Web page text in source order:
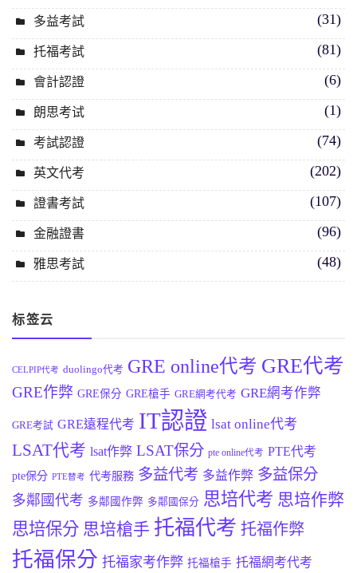
多益考試 (31)
托福考試 (81)
會計認證 (6)
朗思考试 (1)
考試認證 (74)
英文代考 (202)
證書考試 (107)
金融證書 (96)
雅思考試 (48)
标签云
CELPIP代考 duolingo代考 GRE online代考 GRE代考
GRE作弊 GRE保分 GRE槍手 GRE網考代考 GRE網考作弊
GRE考試 GRE遠程代考 IT認證 lsat online代考
LSAT代考 lsat作弊 LSAT保分 pte online代考 PTE代考
pte保分 PTE替考 代考服務 多益代考 多益作弊 多益保分
多鄰國代考 多鄰國作弊 多鄰國保分 思培代考 思培作弊
思培保分 思培槍手 托福代考 托福作弊
托福保分 托福家考作弊 托福槍手 托福網考代考